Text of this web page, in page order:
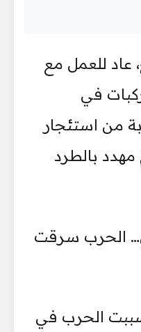
عاد للعمل مع
في
من استئجار
مهدد بالطرد
الحرب سرقت
الحرب في